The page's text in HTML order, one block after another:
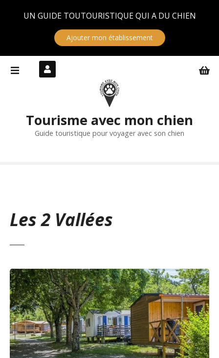
UN GUIDE TOUTOURISTIQUE QUI A DU CHIEN
Ajouter mon établissement
Tourisme avec mon chien
Guide touristique pour voyager avec son chien
Les 2 Vallées